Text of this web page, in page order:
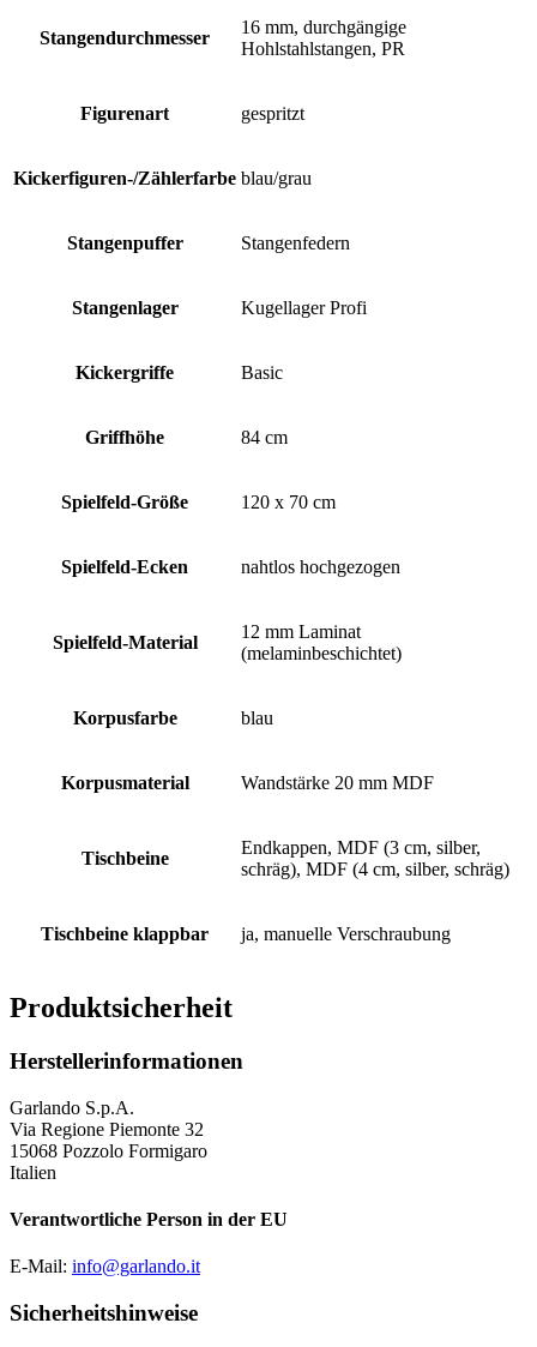
Stangendurchmesser
16 mm, durchgängige
Hohlstahlstangen, PR
Figurenart gespritzt
Kickerfiguren-/Zählerfarbe blau/grau
Stangenpuffer Stangenfedern
Stangenlager Kugellager Profi
Kickergriffe Basic
Griffhöhe 84 cm
Spielfeld-Größe 120 x 70 cm
Spielfeld-Ecken nahtlos hochgezogen
Spielfeld-Material
12 mm Laminat
(melaminbeschichtet)
Korpusfarbe blau
Korpusmaterial Wandstärke 20 mm MDF
Tischbeine
Endkappen, MDF (3 cm, silber,
schräg), MDF (4 cm, silber, schräg)
Tischbeine klappbar ja, manuelle Verschraubung
Produktsicherheit
Herstellerinformationen
Garlando S.p.A.
Via Regione Piemonte 32
15068 Pozzolo Formigaro
Italien
Verantwortliche Person in der EU
E-Mail: info@garlando.it
Sicherheitshinweise